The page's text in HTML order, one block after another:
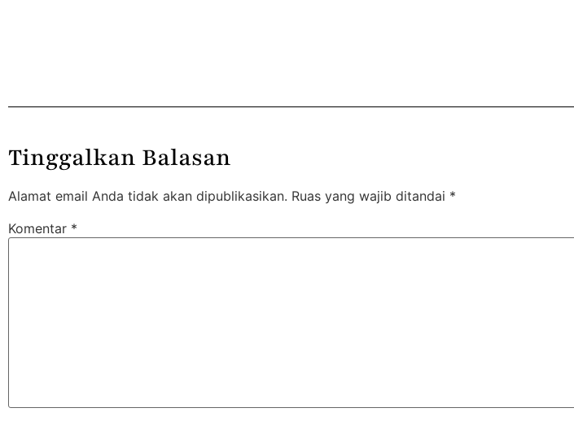
Tinggalkan Balasan
Alamat email Anda tidak akan dipublikasikan. Ruas yang wajib ditandai *
Komentar *